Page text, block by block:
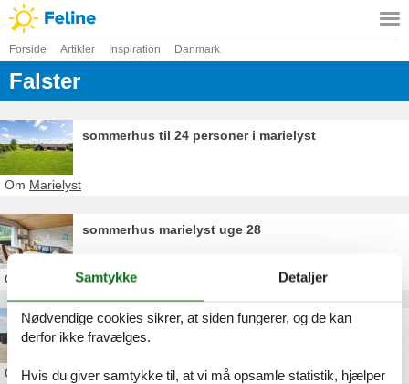
Forside Artikler Inspiration Danmark
Falster
sommerhus til 24 personer i marielyst
Om Marielyst
sommerhus marielyst uge 28
Om Marielyst
sommerhus marielyst 15 personer
OmMarielyst
Samtykke Detaljer
Nødvendige cookies sikrer, at siden fungerer, og de kan
derfor ikke fravælges.
Hvis du giver samtykke til, at vi må opsamle statistik, hjælper